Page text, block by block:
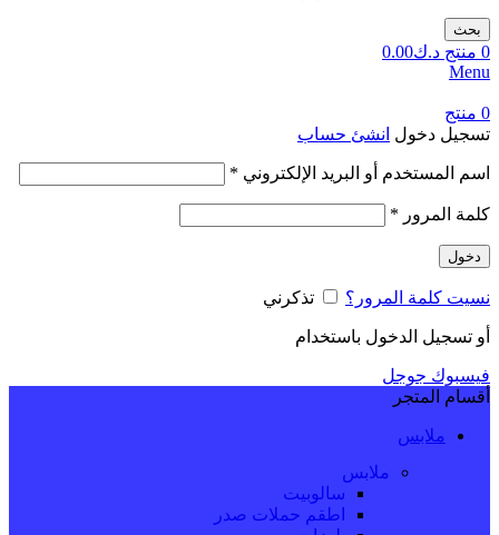
بحث
0 منتج د.ك0.00
Menu
0 منتج
تسجيل دخول انشئ حساب
اسم المستخدم أو البريد الإلكتروني *
كلمة المرور *
دخول
نسيت كلمة المرور؟ تذكرني
أو تسجيل الدخول باستخدام
فيسبوك جوجل
أقسام المتجر
ملابس
ملابس
سالوبيت
اطقم حملات صدر